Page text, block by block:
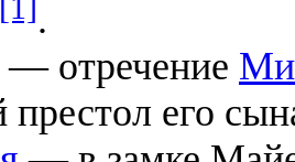
[1].
— отречение
престол его